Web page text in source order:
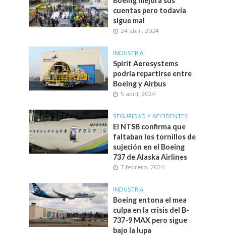
cuentas pero todavía
sigue mal
24 abril, 2024
INDUSTRIA
Spirit Aerosystems
podría repartirse entre
Boeing y Airbus
5 abril, 2024
SEGURIDAD Y ACCIDENTES
El NTSB confirma que
faltaban los tornillos de
sujeción en el Boeing
737 de Alaska Airlines
7 febrero, 2024
INDUSTRIA
Boeing entona el mea
culpa en la crisis del B-
737-9 MAX pero sigue
bajo la lupa